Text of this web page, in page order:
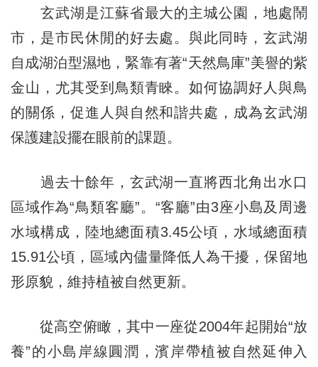
玄武湖是江蘇省最大的主城公園，地處鬧
市，是市民休閒的好去處。與此同時，玄武湖
自成湖泊型濕地，緊靠有著“天然鳥庫”美譽的紫
金山，尤其受到鳥類青睞。如何協調好人與鳥
的關係，促進人與自然和諧共處，成為玄武湖
保護建設擺在眼前的課題。
過去十餘年，玄武湖一直將西北角出水口
區域作為“鳥類客廳”。“客廳”由3座小島及周邊
水域構成，陸地總面積3.45公頃，水域總面積
15.91公頃，區域內儘量降低人為干擾，保留地
形原貌，維持植被自然更新。
從高空俯瞰，其中一座從2004年起開始“放
養”的小島岸線圓潤，濱岸帶植被自然延伸入